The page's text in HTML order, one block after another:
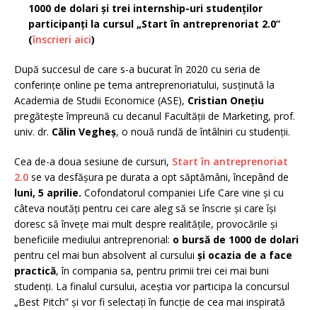
1000 de dolari și trei internship-uri studenților
participanți la cursul „Start în antreprenoriat 2.0”
(înscrieri aici)
După succesul de care s-a bucurat în 2020 cu seria de
conferințe online pe tema antreprenoriatului, susținută la
Academia de Studii Economice (ASE), Cristian Onețiu
pregătește împreună cu decanul Facultății de Marketing, prof.
univ. dr. Călin Vegheș, o nouă rundă de întâlniri cu studenții.
Cea de-a doua sesiune de cursuri, Start în antreprenoriat
2.0 se va desfășura pe durata a opt săptămâni, începând de
luni, 5 aprilie. Cofondatorul companiei Life Care vine și cu
câteva noutăți pentru cei care aleg să se înscrie și care își
doresc să învețe mai mult despre realitățile, provocările și
beneficiile mediului antreprenorial: o bursă de 1000 de dolari
pentru cel mai bun absolvent al cursului și ocazia de a face
practică, în compania sa, pentru primii trei cei mai buni
studenți. La finalul cursului, aceștia vor participa la concursul
„Best Pitch” și vor fi selectați în funcție de cea mai inspirată